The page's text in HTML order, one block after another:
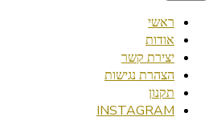
ראשי
אודות
יצירת קשר
הצהרת נגישות
תקנון
INSTAGRAM